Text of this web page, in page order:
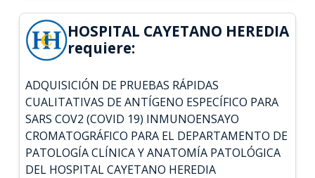
HOSPITAL CAYETANO HEREDIA
requiere:
ADQUISICIÓN DE PRUEBAS RÁPIDAS
CUALITATIVAS DE ANTÍGENO ESPECÍFICO PARA
SARS COV2 (COVID 19) INMUNOENSAYO
CROMATOGRÁFICO PARA EL DEPARTAMENTO DE
PATOLOGÍA CLÍNICA Y ANATOMÍA PATOLÓGICA
DEL HOSPITAL CAYETANO HEREDIA